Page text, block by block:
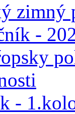
zimný
-
-